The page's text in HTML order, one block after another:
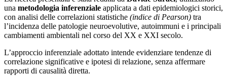
una metodologia inferenziale applicata a dati epidemiologici storici,
con analisi delle correlazioni statistiche (indice di Pearson) tra
l’incidenza delle patologie neuroevolutive, autoimmuni e i principali
cambiamenti ambientali nel corso del XX e XXI secolo.
L’approccio inferenziale adottato intende evidenziare tendenze di
correlazione significative e ipotesi di relazione, senza affermare
rapporti di causalità diretta.